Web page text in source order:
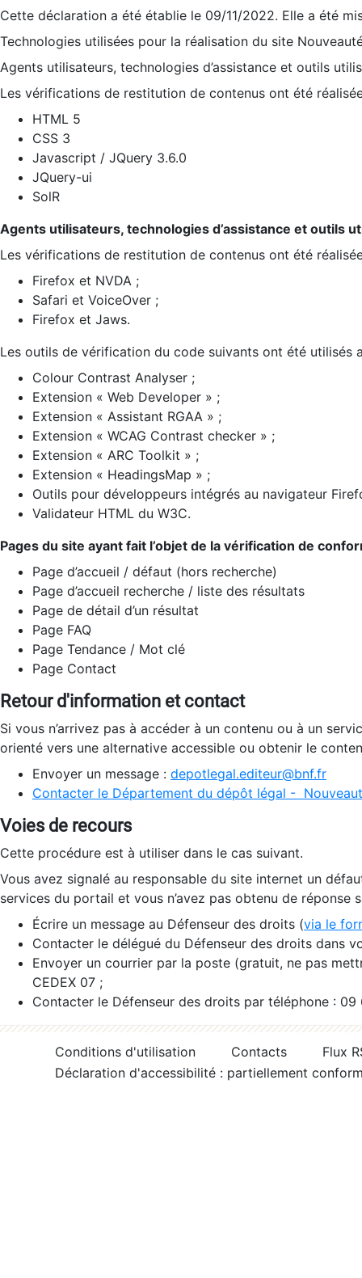
Cette déclaration a été établie le 09/11/2022. Elle a été
Technologies utilisées pour la réalisation du site
Agents utilisateurs, technologies d’assistance et outils
Les vérifications de restitution de contenus ont été
HTML 5
CSS 3
Javascript / JQuery 3.6.0
JQuery-ui
SolR
Agents utilisateurs, technologies d’assistance et outils
Les vérifications de restitution de contenus ont été
Firefox et NVDA ;
Safari et VoiceOver ;
Firefox et Jaws.
Les outils de vérification du code suivants ont été utilisés
Colour Contrast Analyser ;
Extension « Web Developer » ;
Extension « Assistant RGAA » ;
Extension « WCAG Contrast checker » ;
Extension « ARC Toolkit » ;
Extension « HeadingsMap » ;
Outils pour développeurs intégrés au navigateur
Validateur HTML du W3C.
Pages du site ayant fait l’objet de la vérification de
Page d’accueil / défaut (hors recherche)
Page d’accueil recherche / liste des résultats
Page de détail d’un résultat
Page FAQ
Page Tendance / Mot clé
Page Contact
Retour d'information et contact
Si vous n’arrivez pas à accéder à un contenu ou à un
orienté vers une alternative accessible ou obtenir le
Envoyer un message : depotlegal.editeur@bnf.fr
Contacter le Département du dépôt légal -
Voies de recours
Cette procédure est à utiliser dans le cas suivant.
Vous avez signalé au responsable du site internet un
services du portail et vous n’avez pas obtenu de réponse
Écrire un message au Défenseur des droits (via le
Contacter le délégué du Défenseur des droits dans
Envoyer un courrier par la poste (gratuit, ne pas
CEDEX 07 ;
Contacter le Défenseur des droits par téléphone :
Conditions d'utilisation Contacts
Flux
Déclaration d'accessibilité : partiellement